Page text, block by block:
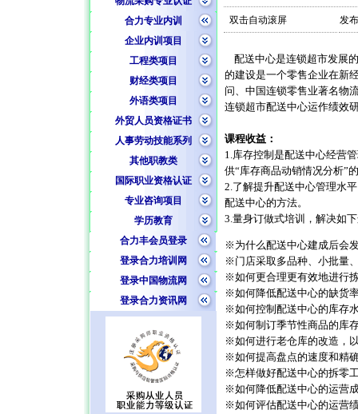
合力专业内训
企业内训项目
工程类项目
财经类项目
外语类项目
外贸人员资格证书
人事劳动技能系列
其他职教类
国际职业资格认证
专业咨询项目
学历教育
合力丰会员登录
登录合力培训网
登录中国物流网
登录合力资讯网
双击自动滚屏 发
配送中心是连锁超市发展
的建设是一个零售企业在新
问、中国连锁零售业著名物
连锁超市配送中心运作绩效
课程收益：
1.库存控制是配送中心经营
供“库存商品动销情况分析”
2.了解提升配送中心管理水
配送中心的方法。
3.量身订做式培训，解决如
※为什么配送中心建成后会
※门店采取多品种、小批量
※如何更合理更有效地进行
※如何降低配送中心的缺货
※如何控制配送中心的库存
※如何制订季节性商品的库
※如何进行老仓库的改造，
※如何提高盘点的速度和精
※怎样做好配送中心的拆零
※如何降低配送中心的运营
※如何评估配送中心的运营